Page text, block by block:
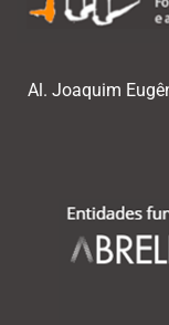
Al. Joaquim